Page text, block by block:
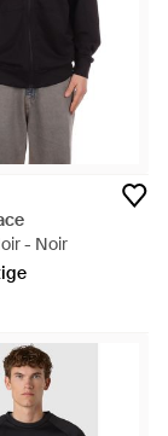
- Noir